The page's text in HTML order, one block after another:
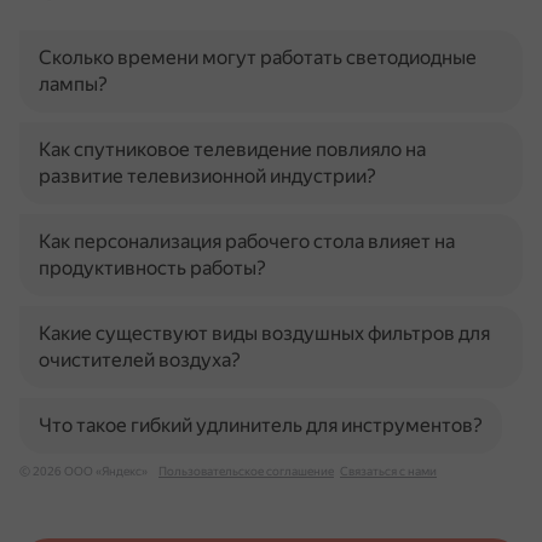
Сколько времени могут работать светодиодные
лампы?
Как спутниковое телевидение повлияло на
развитие телевизионной индустрии?
Как персонализация рабочего стола влияет на
продуктивность работы?
Какие существуют виды воздушных фильтров для
очистителей воздуха?
Что такое гибкий удлинитель для инструментов?
© 2026 ООО «Яндекс» Пользовательское соглашение Связаться с нами